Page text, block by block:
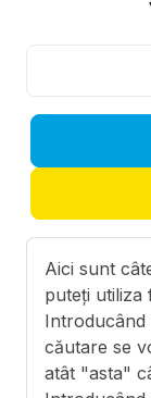
Aici sunt
puteți utiliza
Introducând
căutare se
atât "asta"